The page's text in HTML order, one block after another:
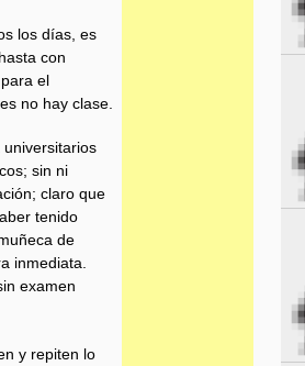
los días, es
con
el
no hay clase.
sin ni
claro que
tenido
de
inmediata.
examen
y repiten lo